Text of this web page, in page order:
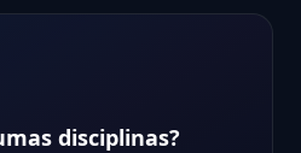
disciplinas?